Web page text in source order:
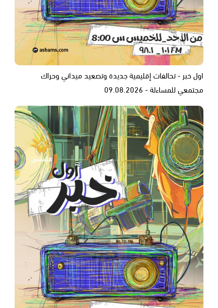
اول خبر - تحالفات إقليمية جديدة وتصعيد ميداني وحراك
مجتمعي للمساءلة - 09.08.2026